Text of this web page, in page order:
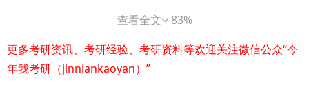
明、实力雄厚、在国内外具有良好声誉和重要影响力的高水
平综合性大学。
Part 2 研究院简介
查看全文
83%
更多考研资讯、考研经验、考研资料等欢迎关注微信公众“今
年我考研（jinniankaoyan）”